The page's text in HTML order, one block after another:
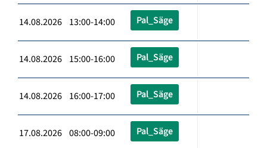
14.08.2026 13:00-14:00 Pal_Säge
14.08.2026 15:00-16:00 Pal_Säge
14.08.2026 16:00-17:00 Pal_Säge
17.08.2026 08:00-09:00 Pal_Säge